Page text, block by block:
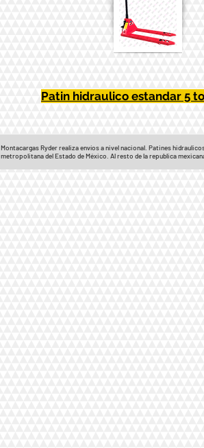
Patin hidraulico estandar 5
Montacargas Ryder realiza envíos a nivel nacional. Patines
metropolitana del Estado de México. Al resto de la republica